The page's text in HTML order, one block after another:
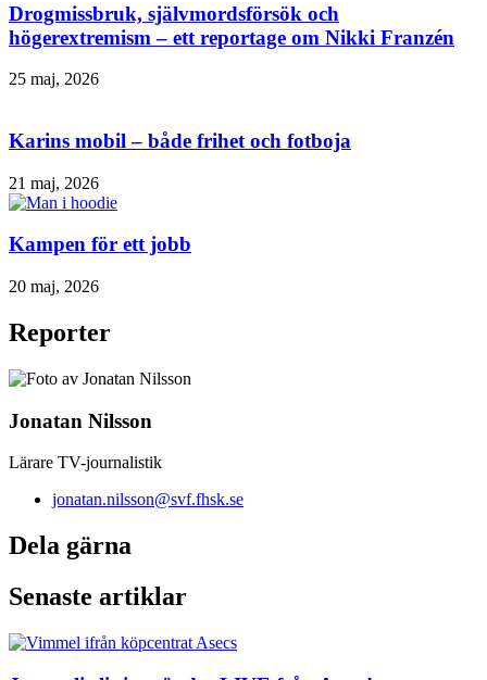
Drogmissbruk, självmordsförsök och
högerextremism – ett reportage om Nikki Franzén
25 maj, 2026
Karins mobil – både frihet och fotboja
21 maj, 2026
Kampen för ett jobb
20 maj, 2026
Reporter
Jonatan Nilsson
Lärare TV-journalistik
jonatan.nilsson@svf.fhsk.se
Dela gärna
Senaste artiklar